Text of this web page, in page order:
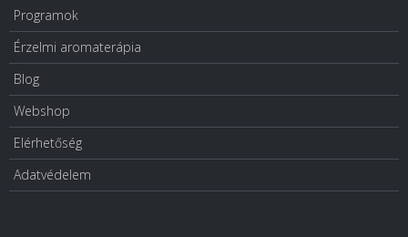
Programok
Érzelmi aromaterápia
Blog
Webshop
Elérhetőség
Adatvédelem